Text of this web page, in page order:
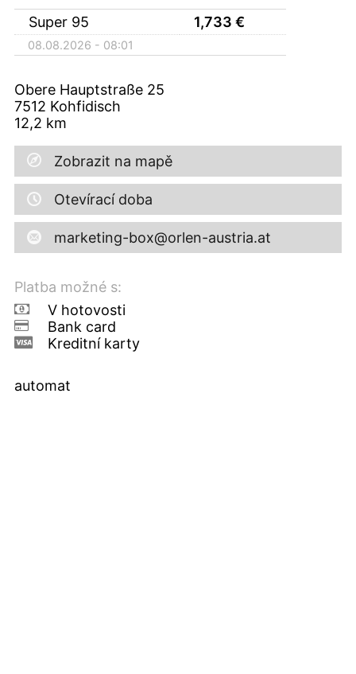
Super 95 1,733 €
08.08.2026 - 08:01
Obere Hauptstraße 25
7512 Kohfidisch
12,2 km
Zobrazit na mapě
Otevírací doba
marketing-box@orlen-austria.at
Platba možné s:
V hotovosti
Bank card
Kreditní karty
automat